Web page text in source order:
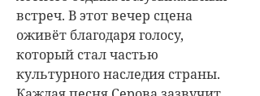
встреч. В этот вечер сцена
оживёт благодаря голосу,
который стал частью
культурного наследия страны.